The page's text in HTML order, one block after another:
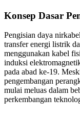
Konsep Dasar
Pengisian daya
transfer energi listrik
menggunakan kabel
induksi
pada abad ke-19.
pengembangan
mulai meluas dalam
perkembangan